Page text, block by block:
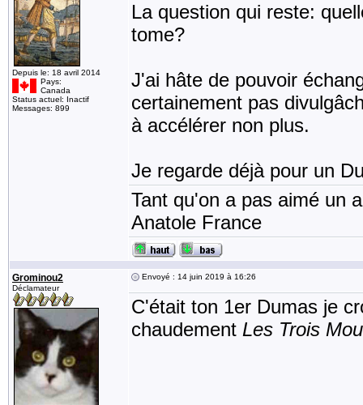
Depuis le: 18 avril 2014
Pays:
Canada
Status actuel: Inactif
Messages: 899
La question qui reste:
tome?
J'ai hâte de pouvoir
certainement pas
à accélérer non plus.
Je regarde déjà pour un
Tant qu'on a pas aimé un
Anatole France
Grominou2
Déclamateur
Envoyé : 14 juin 2019 à 16:26
C'était ton 1er Dumas je
chaudement Les Trois